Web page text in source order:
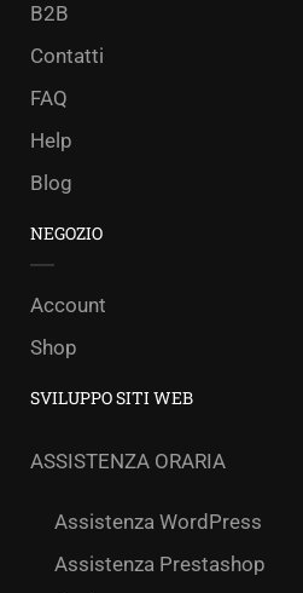
B2B
Contatti
FAQ
Help
Blog
NEGOZIO
Account
Shop
SVILUPPO SITI WEB
ASSISTENZA ORARIA
Assistenza WordPress
Assistenza Prestashop